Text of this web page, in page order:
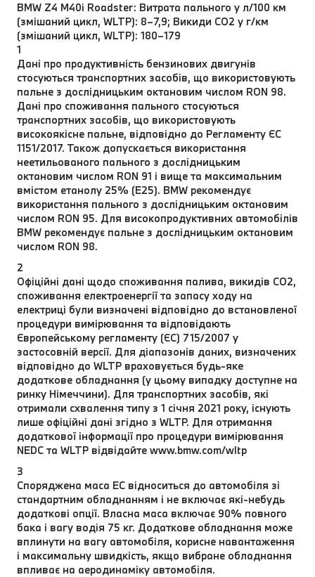
BMW Z4 M40i Roadster: Витрата пального у л/100 км
(змішаний цикл, WLTP): 8–7,9; Викиди СО2 у г/км
(змішаний цикл, WLTP): 180–179
1
Дані про продуктивність бензинових двигунів
стосуються транспортних засобів, що використовують
пальне з дослідницьким октановим числом RON 98.
Дані про споживання пального стосуються
транспортних засобів, що використовують
високоякісне пальне, відповідно до Регламенту ЄС
1151/2017. Також допускається використання
неетильованого пального з дослідницьким
октановим числом RON 91 і вище та максимальним
вмістом етанолу 25% (E25). BMW рекомендує
використання пального з дослідницьким октановим
числом RON 95. Для високопродуктивних автомобілів
BMW рекомендує пальне з дослідницьким октановим
числом RON 98.
2
Офіційні дані щодо споживання палива, викидів CO2,
споживання електроенергії та запасу ходу на
електриці були визначені відповідно до встановленої
процедури вимірювання та відповідають
Європейському регламенту (ЄС) 715/2007 у
застосовній версії. Для діапазонів даних, визначених
відповідно до WLTP враховується будь-яке
додаткове обладнання (у цьому випадку доступне на
ринку Німеччини). Для транспортних засобів, які
отримали схвалення типу з 1 січня 2021 року, існують
лише офіційні дані згідно з WLTP. Для отримання
додаткової інформації про процедури вимірювання
NEDC та WLTP відвідайте www.bmw.com/wltp
3
Споряджена маса EC відноситься до автомобіля зі
стандартним обладнанням і не включає які-небудь
додаткові опції. Власна маса включає 90% повного
бака і вагу водія 75 кг. Додаткове обладнання може
вплинути на вагу автомобіля, корисне навантаження
і максимальну швидкість, якщо вибране обладнання
впливає на аеродинаміку автомобіля.